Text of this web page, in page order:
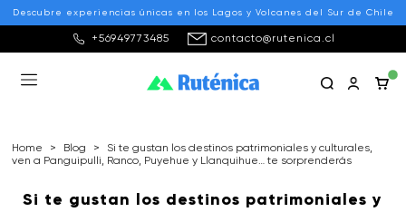
+56949773485 contacto@rutenica.cl
Descubre experiencias únicas en los Lagos y Volcanes del Sur de Chile
Home > Blog >
Si te gustan los destinos patrimoniales y culturales,
ven a Panguipulli, Ranco, Puyehue y Llanquihue… te sorprenderás
Si te gustan los destinos patrimoniales y